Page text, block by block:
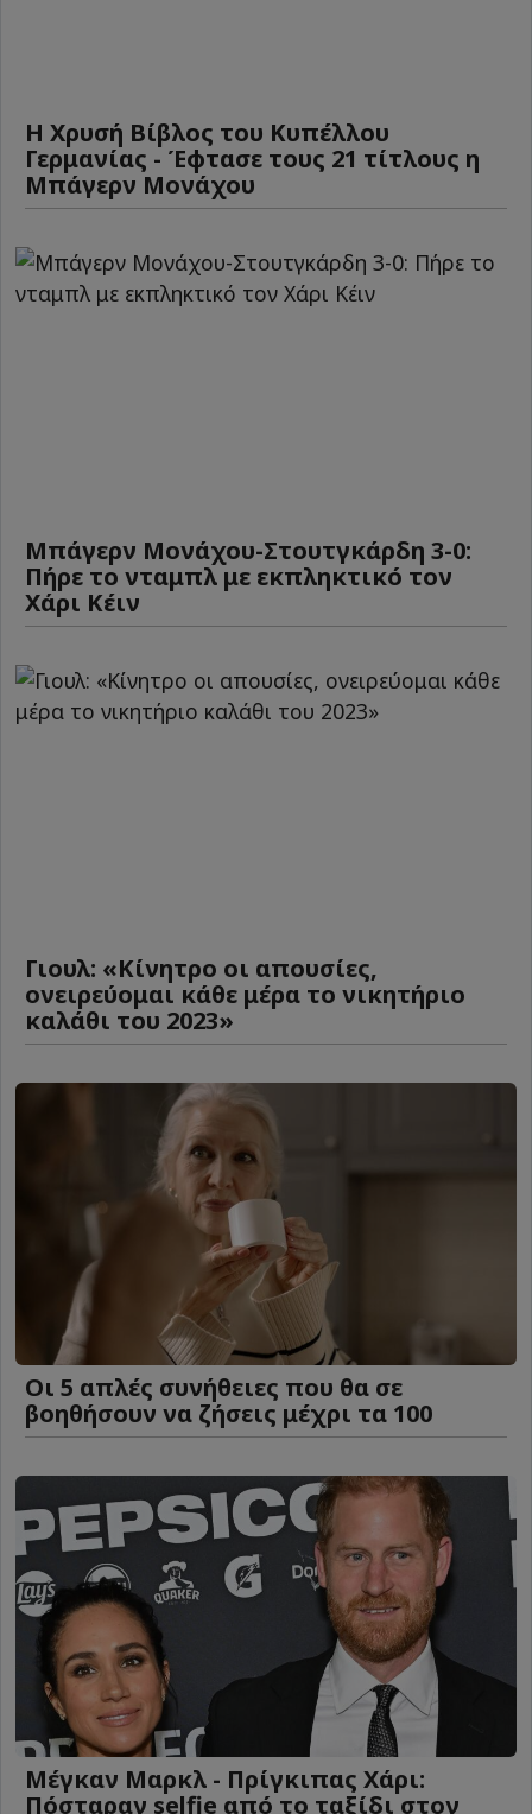
Η Χρυσή Βίβλος του Κυπέλλου
Γερμανίας - Έφτασε τους 21 τίτλους η
Μπάγερν Μονάχου
Μπάγερν Μονάχου-Στουτγκάρδη 3-0:
Πήρε το νταμπλ με εκπληκτικό τον
Χάρι Κέιν
Γιουλ: «Κίνητρο οι απουσίες,
ονειρεύομαι κάθε μέρα το νικητήριο
καλάθι του 2023»
Οι 5 απλές συνήθειες που θα σε
βοηθήσουν να ζήσεις μέχρι τα 100
Μέγκαν Μαρκλ - Πρίγκιπας Χάρι:
Πόσταραν selfie από το ταξίδι στον